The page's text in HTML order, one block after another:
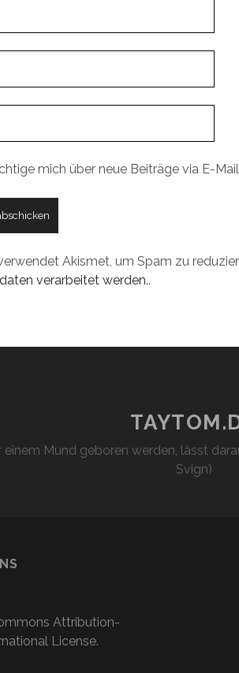
mich über neue Beiträge via E-
Akismet, um Spam zu
verarbeitet werden..
Mund geboren werden, lässt
Svign)
Attribution-
License.